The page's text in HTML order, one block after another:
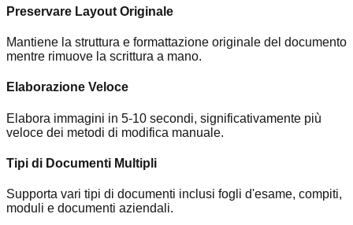
Preservare Layout Originale
Mantiene la struttura e formattazione originale del documento
mentre rimuove la scrittura a mano.
Elaborazione Veloce
Elabora immagini in 5-10 secondi, significativamente più
veloce dei metodi di modifica manuale.
Tipi di Documenti Multipli
Supporta vari tipi di documenti inclusi fogli d'esame, compiti,
moduli e documenti aziendali.